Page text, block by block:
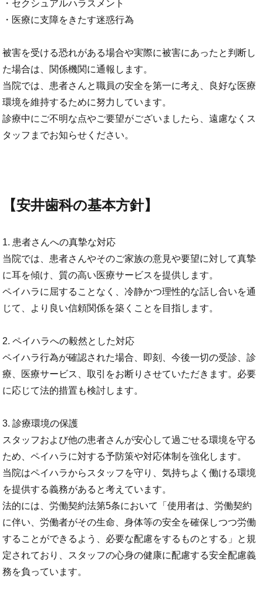
・セクシュアルハラスメント
・医療に支障をきたす迷惑行為
被害を受ける恐れがある場合や実際に被害にあったと判断し
た場合は、関係機関に通報します。
当院では、患者さんと職員の安全を第一に考え、良好な医療
環境を維持するために努力しています。
診療中にご不明な点やご要望がございましたら、遠慮なくス
タッフまでお知らせください。
【安井歯科の基本方針】
1. 患者さんへの真摯な対応
当院では、患者さんやそのご家族の意見や要望に対して真摯
に耳を傾け、質の高い医療サービスを提供します。
ペイハラに屈することなく、冷静かつ理性的な話し合いを通
じて、より良い信頼関係を築くことを目指します。
2. ペイハラへの毅然とした対応
ペイハラ行為が確認された場合、即刻、今後一切の受診、診
療、医療サービス、取引をお断りさせていただきます。必要
に応じて法的措置も検討します。
3. 診療環境の保護
スタッフおよび他の患者さんが安心して過ごせる環境を守る
ため、ペイハラに対する予防策や対応体制を強化します。
当院はペイハラからスタッフを守り、気持ちよく働ける環境
を提供する義務があると考えています。
法的には、労働契約法第5条において「使用者は、労働契約
に伴い、労働者がその生命、身体等の安全を確保しつつ労働
することができるよう、必要な配慮をするものとする」と規
定されており、スタッフの心身の健康に配慮する安全配慮義
務を負っています。